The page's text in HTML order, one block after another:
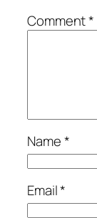
Comment*
Name*
Email*